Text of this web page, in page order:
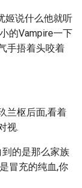
姬说什么他就听
的Vampire一下
手捂着头咬着
兰枢后面,看着
视.
的是那么家族
冒充的纯血,你